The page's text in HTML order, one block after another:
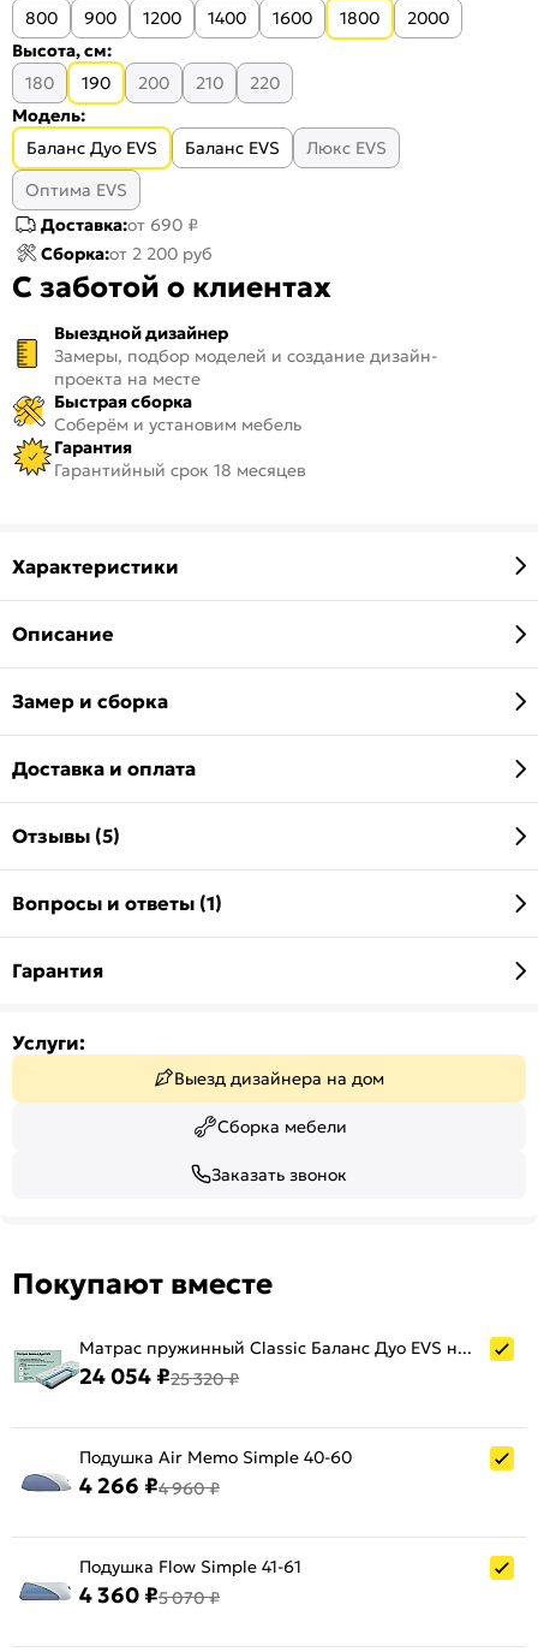
800
900 1200 1400 1600 1800
2000
Высота, см:
180
190 200 210
220
Модель:
Баланс Дуо EVS
Баланс EVS
Люкс EVS
Оптима EVS
Доставка:от 690 ₽
Сборка:от 2 200 руб
С заботой о клиентах
Выездной дизайнер
Замеры, подбор моделей и создание дизайн-
проекта на месте
Быстрая сборка
Соберём и установим мебель
Гарантия
Гарантийный срок 18 месяцев
Характеристики
Описание
Замер и сборка
Доставка и оплата
Отзывы (5)
Вопросы и ответы (1)
Гарантия
Услуги:
Выезд дизайнера на дом
Сборка мебели
Заказать звонок
Покупают вместе
Матрас пружинный Classic Баланс Дуо EVS нагрузка до 115 кг 1800x2000
24 054 ₽25 320 ₽
Подушка Air Memo Simple 40-60
4 266 ₽4 960 ₽
Подушка Flow Simple 41-61
4 360 ₽5 070 ₽